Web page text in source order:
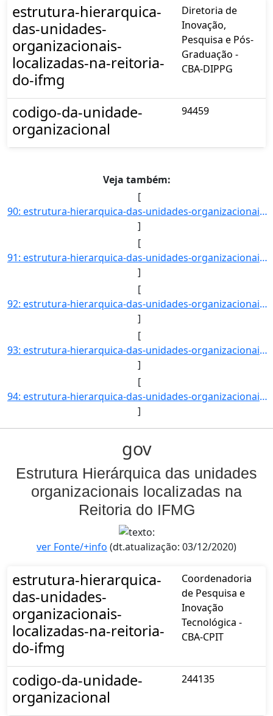
estrutura-hierarquica-
das-unidades-
organizacionais-
localizadas-na-reitoria-
do-ifmg
Diretoria de
Inovação,
Pesquisa e Pós-
Graduação -
CBA-DIPPG
codigo-da-unidade-
organizacional
94459
Veja também:
[
90: estrutura-hierarquica-das-unidades-organizacionais-localizadas-na-reitoria-do-ifmg-Coordenadoria_de_]
]
[
91: estrutura-hierarquica-das-unidades-organizacionais-localizadas-na-reitoria-do-ifmg-Coordenadoria_de_]
]
[
92: estrutura-hierarquica-das-unidades-organizacionais-localizadas-na-reitoria-do-ifmg-Secretaria_de_Pos]
]
[
93: estrutura-hierarquica-das-unidades-organizacionais-localizadas-na-reitoria-do-ifmg-Campus_Betim_-_CB]
]
[
94: estrutura-hierarquica-das-unidades-organizacionais-localizadas-na-reitoria-do-ifmg-Coordenadoria_de_]
]
gov
Estrutura Hierárquica das unidades
organizacionais localizadas na
Reitoria do IFMG
ver Fonte/+info (dt.atualização: 03/12/2020)
estrutura-hierarquica-
das-unidades-
organizacionais-
localizadas-na-reitoria-
do-ifmg
Coordenadoria
de Pesquisa e
Inovação
Tecnológica -
CBA-CPIT
codigo-da-unidade-
organizacional
244135